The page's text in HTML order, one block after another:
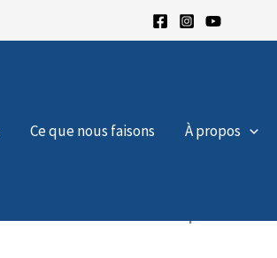
Ce que nous faisons À propos